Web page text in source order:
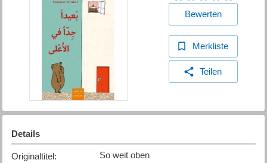
Bewerten
Merkliste
Teilen
Details
Originaltitel:
So weit oben